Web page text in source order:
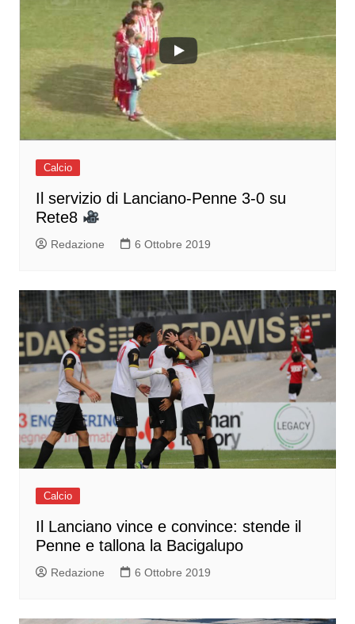
Calcio
Il servizio di Lanciano-Penne 3-0 su
Rete8
Redazione 6 Ottobre 2019
Calcio
Il Lanciano vince e convince: stende il
Penne e tallona la Bacigalupo
Redazione 6 Ottobre 2019